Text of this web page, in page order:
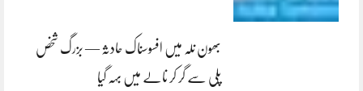
بھون نلہ میں افسوسناک حادثہ — بزرگ شخص
پلی سے گر کر نالے میں بہہ گیا